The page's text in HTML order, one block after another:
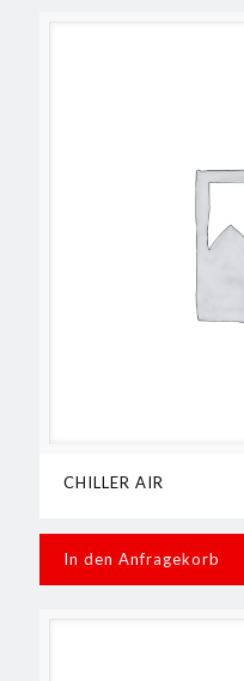
CHILLER AIR
In den Anfragekorb